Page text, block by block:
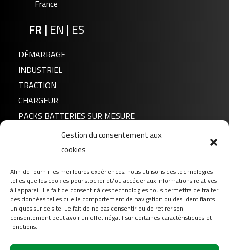
Gestion du consentement aux
cookies
Afin de fournir les meilleures expériences, nous utilisons des technologies
telles que les cookies pour stocker et/ou accéder aux informations relatives
à l'appareil. Le fait de consentir à ces technologies nous permettra de traiter
des données telles que le comportement de navigation ou des identifiants
uniques sur ce site. Le fait de ne pas consentir ou de retirer son
consentement peut avoir un effet négatif sur certaines caractéristiques et
fonctions.
FTZ7V GEL
France
FR | EN | ES
DÉMARRAGE
INDUSTRIEL
TRACTION
CHARGEUR
PACKS BATTERIES SUR MESURE
FAQ
Téléchargement
Login
Contact